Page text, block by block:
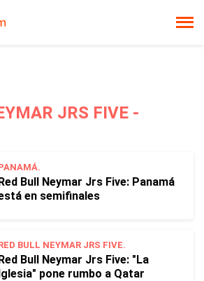
JRS FIVE -
Bull Neymar Jrs Five: Panamá
en semifinales
BULL NEYMAR JRS FIVE.
Bull Neymar Jrs Five: "La
pone rumbo a Qatar